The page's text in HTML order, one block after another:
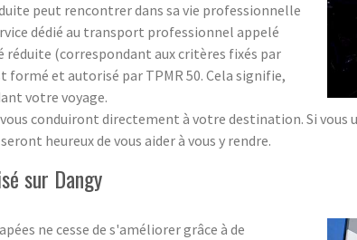
peut rencontrer dans sa vie professionnelle
dédié au transport professionnel appelé
réduite (correspondant aux critères fixés par
formé et autorisé par TPMR 50. Cela signifie,
votre voyage.
conduiront directement à votre destination. Si
heureux de vous aider à vous y rendre.
sur Dangy
ne cesse de s'améliorer grâce à de